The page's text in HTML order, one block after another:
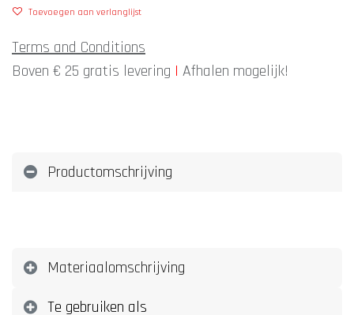
Toevoegen aan verlanglijst
Terms and Conditions
Boven € 25 gratis levering | Afhalen mogelijk!
Productomschrijving
Materiaalomschrijving
Te gebruiken als